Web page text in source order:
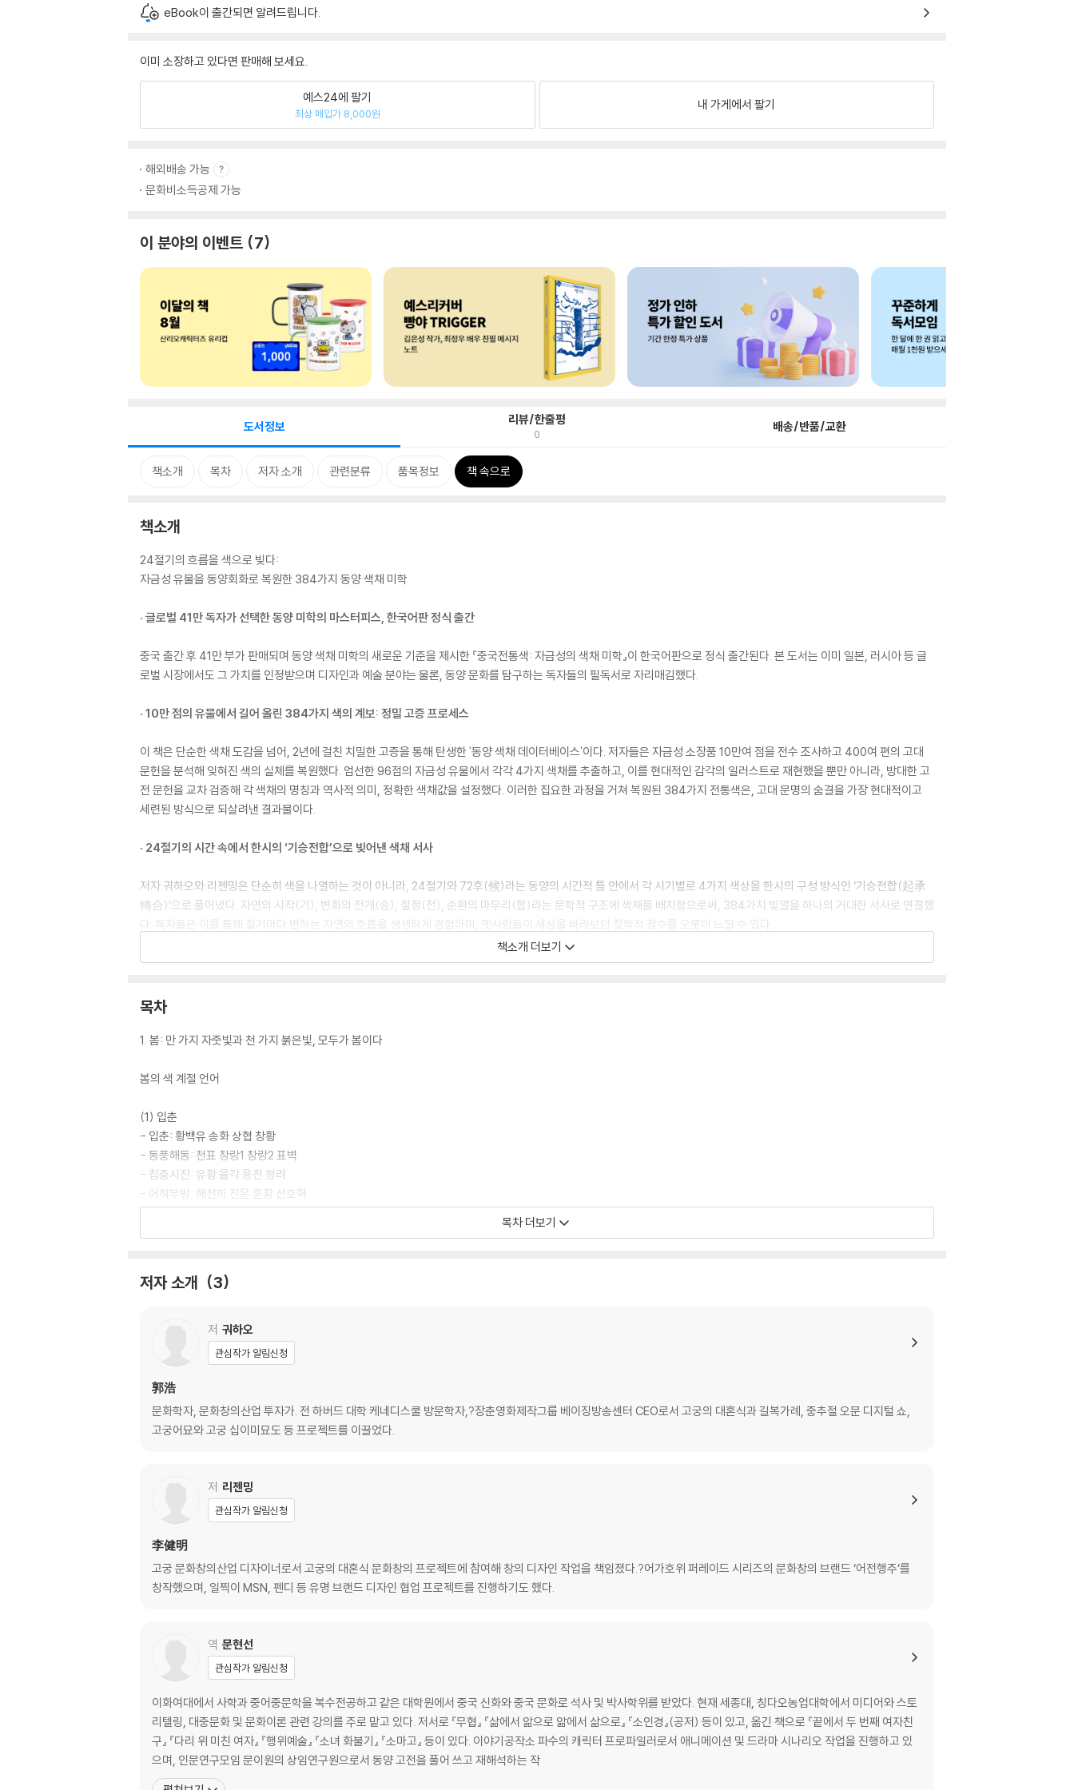
eBook이 출간되면 알려드립니다.
이미 소장하고 있다면 판매해 보세요.
예스24에 팔기
최상 매입가 8,000원
내 가게에서 팔기
해외배송 가능
문화비소득공제 가능
이 분야의 이벤트 7
도서정보 리뷰/한줄평
0 배송/반품/교환
책소개 목차 저자 소개 관련분류 품목정보 책 속으로
책소개
24절기의 흐름을 색으로 빚다:
자금성 유물을 동양회화로 복원한 384가지 동양 색채 미학
· 글로벌 41만 독자가 선택한 동양 미학의 마스터피스, 한국어판 정식 출간
중국 출간 후 41만 부가 판매되며 동양 색채 미학의 새로운 기준을 제시한 『중국전통색: 자금성의 색채 미학』이 한국어판으로 정식 출간된다. 본 도서는 이미 일본, 러시아 등 글
로벌 시장에서도 그 가치를 인정받으며 디자인과 예술 분야는 물론, 동양 문화를 탐구하는 독자들의 필독서로 자리매김했다.
· 10만 점의 유물에서 길어 올린 384가지 색의 계보: 정밀 고증 프로세스
이 책은 단순한 색채 도감을 넘어, 2년에 걸친 치밀한 고증을 통해 탄생한 '동양 색채 데이터베이스'이다. 저자들은 자금성 소장품 10만여 점을 전수 조사하고 400여 편의 고대
문헌을 분석해 잊혀진 색의 실체를 복원했다. 엄선한 96점의 자금성 유물에서 각각 4가지 색채를 추출하고, 이를 현대적인 감각의 일러스트로 재현했을 뿐만 아니라, 방대한 고
전 문헌을 교차 검증해 각 색채의 명칭과 역사적 의미, 정확한 색채값을 설정했다. 이러한 집요한 과정을 거쳐 복원된 384가지 전통색은, 고대 문명의 숨결을 가장 현대적이고
세련된 방식으로 되살려낸 결과물이다.
· 24절기의 시간 속에서 한시의 ‘기승전합’으로 빚어낸 색채 서사
저자 궈하오와 리젠밍은 단순히 색을 나열하는 것이 아니라, 24절기와 72후(候)라는 동양의 시간적 틀 안에서 각 시기별로 4가지 색상을 한시의 구성 방식인 ‘기승전합(起承
轉合)’으로 풀어냈다. 자연의 시작(기), 변화의 전개(승), 절정(전), 순환의 마무리(합)라는 문학적 구조에 색채를 배치함으로써, 384가지 빛깔을 하나의 거대한 서사로 연결했
다. 독자들은 이를 통해 절기마다 변하는 자연의 호흡을 생생하게 경험하며, 옛사람들이 세상을 바라보던 철학적 정수를 오롯이 느낄 수 있다.
· 시각을 넘어 인문학적 감수성으로, 옛사람들의 삶과 마주하다
이 책에 담긴 384가지의 빛깔은 단순한 색의 기록을 넘어 옛사람들의 삶을 투영한 인문학적 결정체다. 각 색채 용어에는 궁중의 염색 기록부터 당대의 서정과 통치 철학에 이르
상을 바라보던 철학적 시선을 공유하게 된다. 이처럼 정교하게 복원된 전통의 빛깔은 현대의 우리에게 단순한 시각적 향유를 넘어, 옛사람들의 삶의 궤적을 오늘날의 맥락에서
이번 한국어판 출간은 원저가 지닌 방대한 인문학적 깊이와 미학적 가치를 한국 독자에게 온전히 전하기 위해 기울인 치열한 노력의 결실이다. 이를 위해 1년 이상의 시간을 투자
하여 원전 번역과 검수 과정을 거쳤으며, 한국과 중국의 미술 전문가들이 참여하는 다각적 교차 검증을 거쳐 학술적 정확성을 극대화했다.
단순히 언어를 옮기는 데 그치지 않고, 낯선 중국의 문화적 맥락은 각주로 보완하고 고전 문헌의 호흡은 한국 독자의 독서 흐름에 맞춰 세밀하게 조정했다. 색의 이름에 한자의 음
과 뜻을 병기하고 한국식 한자(번체)로 정비한 과정은, 이 책을 단순히 ‘보는 색채 도감’을 넘어 ‘읽는 인문학 서사’로 확장하기 위함이었다. 저자들의 긴 여정을 우리말의 정갈한
문체로 재탄생시킨 이 과정은, 독자들에게 가장 자연스럽고 우아한 동양 색채 미학의 세계를 선사할 것이다.
책소개 더보기
목차
1. 봄: 만 가지 자줏빛과 천 가지 붉은빛, 모두가 봄이다
봄의 색 계절 언어
(1) 입춘
- 입춘: 황백유 송화 상협 창황
- 동풍해동: 천표 창랑1 창랑2 표벽
- 칩충시진: 유황 율각 용전 청려
- 어척부빙: 해천하 진운 훈황 산호혁
- 후안북: 황하유리 고금 온불 자구
- 경칩: 적제 주초 천패 순성
- 도시화: 도요 양비 장춘 아비
- 창경명: 황율류 치자 황불로 자황
- 응화위구: 청란 숭람 청대 감접
- 춘분: 교옥 길량 소분 상지
- 현조지: 하약 자마김 단색 자라
- 뇌내발성: 황단 낙신주 단확 수화주
- 시전: 청명 청확 청왜 기린
(5) 청명
- 청명: 자포 정자 제자 응야자
- 홍시현: 랑간자 홍척촉 위홍 위자
- 곡우: 창용 자박한 자막 자거
- 평시생: 창가 정무록 취미 취규
- 명구불기우: 벽락 뇌람 청작두대 라자대
- 대승강우상: 노갈 단갈 추치 목동자
목차 더보기
저자 소개 3
저 궈하오
관심작가 알림신청
郭浩
문화학자, 문화창의산업 투자가. 전 하버드 대학 케네디스쿨 방문학자,?장춘영화제작그룹 베이징방송센터 CEO로서 고궁의 대혼식과 길복가례, 중추절 오문 디지털 쇼,
고궁어묘와 고궁 십이미묘도 등 프로젝트를 이끌었다.
저 리젠밍
관심작가 알림신청
李健明
고궁 문화창의산업 디자이너로서 고궁의 대혼식 문화창의 프로젝트에 참여해 창의 디자인 작업을 책임졌다.?어가호위 퍼레이드 시리즈의 문화창의 브랜드 ‘어전행주’를
창작했으며, 일찍이 MSN, 펜디 등 유명 브랜드 디자인 협업 프로젝트를 진행하기도 했다.
역 문현선
관심작가 알림신청
이화여대에서 사학과 중어중문학을 복수전공하고 같은 대학원에서 중국 신화와 중국 문화로 석사 및 박사학위를 받았다. 현재 세종대, 칭다오농업대학에서 미디어와 스토
리텔링, 대중문화 및 문화이론 관련 강의를 주로 맡고 있다. 저서로 『무협』 『삶에서 앎으로 앎에서 삶으로』 『소인경』(공저) 등이 있고, 옮긴 책으로 『끝에서 두 번째 여자친
구』 『다리 위 미친 여자』 『행위예술』 『소녀 화불기』 『소마고』 등이 있다. 이야기공작소 파수의 캐릭터 프로파일러로서 애니메이션 및 드라마 시나리오 작업을 진행하고 있
으며, 인문연구모임 문이원의 상임연구원으로서 동양 고전을 풀어 쓰고 재해석하는 작